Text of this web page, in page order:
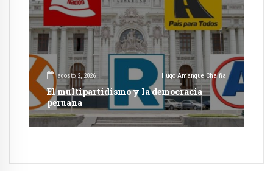
agosto 2, 2026 Hugo Amanque Chaiña
El multipartidismo y la democracia
peruana